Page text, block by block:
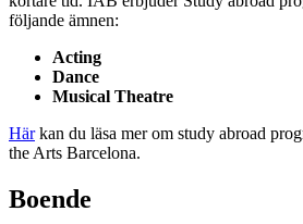
följande ämnen:
Acting
Dance
Musical Theatre
Härkan du läsa mer om study abroad
the Arts Barcelona.
Boende